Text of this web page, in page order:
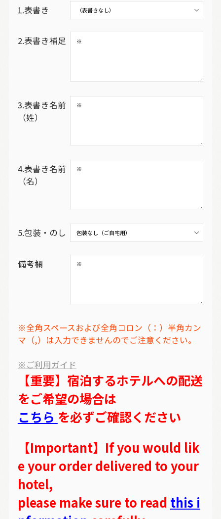
1.表書き
2.表書き補足
3.表書き名前
（姓）
4.表書き名前
（名）
5.包装・のし
備考欄
※全角スペースおよび全角コロン（：）半角カン
マ（,）は入力できませんのでご注意ください。
※ご利用ガイド
【重要】宿泊するホテルへの配送
をご希望の場合は
こちら を必ずご確認ください
【Important】If you would lik
e your order delivered to your
hotel,
please make sure to read this i